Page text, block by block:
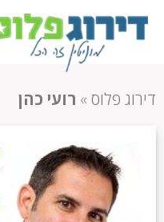
דירוג פלוס » רועי כהן